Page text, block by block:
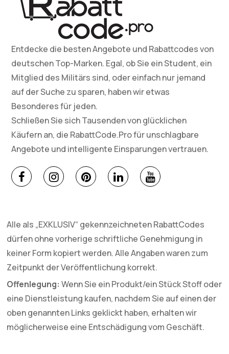
Entdecke die besten Angebote und Rabattcodes von
deutschen Top-Marken. Egal, ob Sie ein Student, ein
Mitglied des Militärs sind, oder einfach nur jemand
auf der Suche zu sparen, haben wir etwas
Besonderes für jeden.
Schließen Sie sich Tausenden von glücklichen
Käufern an, die RabattCode.Pro für unschlagbare
Angebote und intelligente Einsparungen vertrauen.
Alle als „EXKLUSIV“ gekennzeichneten RabattCodes
dürfen ohne vorherige schriftliche Genehmigung in
keiner Form kopiert werden. Alle Angaben waren zum
Zeitpunkt der Veröffentlichung korrekt.
Offenlegung: Wenn Sie ein Produkt/ein Stück Stoff oder
eine Dienstleistung kaufen, nachdem Sie auf einen der
oben genannten Links geklickt haben, erhalten wir
möglicherweise eine Entschädigung vom Geschäft.